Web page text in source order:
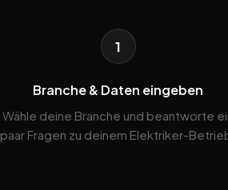
1
Branche & Daten eingeben
Wähle deine Branche und beantworte
paar Fragen zu deinem Elektriker-